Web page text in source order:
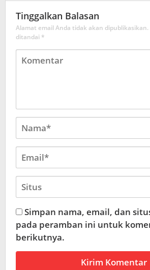
Tinggalkan Balasan
Alamat email Anda tidak akan dipublikasikan.
ditandai *
Simpan nama, email, dan
pada peramban ini untuk
berikutnya.